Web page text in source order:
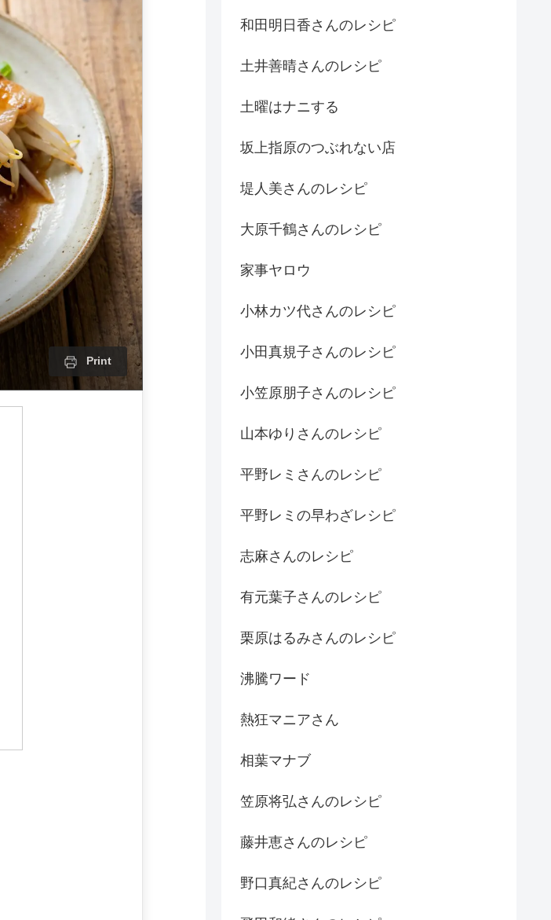
Print
和田明日香さんのレシピ
土井善晴さんのレシピ
土曜はナニする
坂上指原のつぶれない店
堤人美さんのレシピ
大原千鶴さんのレシピ
家事ヤロウ
小林カツ代さんのレシピ
小田真規子さんのレシピ
小笠原朋子さんのレシピ
山本ゆりさんのレシピ
平野レミさんのレシピ
平野レミの早わざレシピ
志麻さんのレシピ
有元葉子さんのレシピ
栗原はるみさんのレシピ
沸騰ワード
熱狂マニアさん
相葉マナブ
笠原将弘さんのレシピ
藤井恵さんのレシピ
野口真紀さんのレシピ